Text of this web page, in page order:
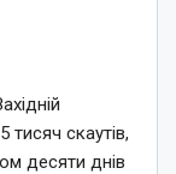
тисяч скаутів,
десяти днів